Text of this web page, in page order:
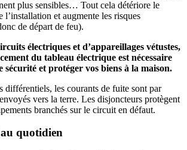
plus sensibles… Tout cela détériore le
l’installation et augmente les risques
de départ de feu).
électriques et d’appareillages vétustes,
du tableau électrique est nécessaire
et protéger vos biens à la maison.
différentiels, les courants de fuite sont par
vers la terre. Les disjoncteurs protègent
branchés sur le circuit en défaut.
quotidien